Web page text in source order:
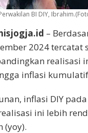
BI DIY,
–
2024 tercatat
realisasi
inflasi
inflasi DIY
ini lebih
(yoy).